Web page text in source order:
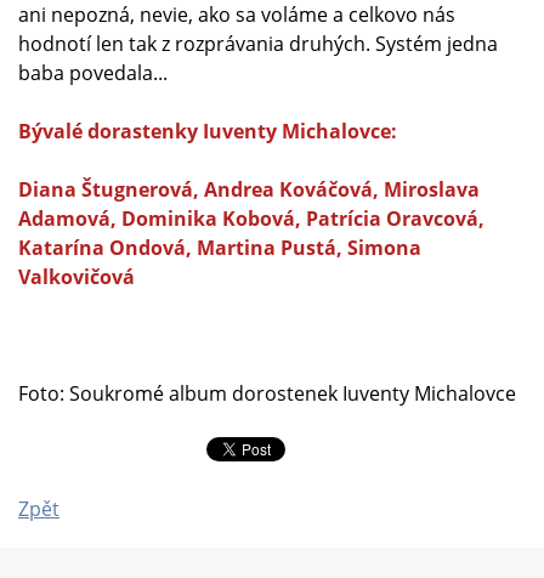
ani nepozná, nevie, ako sa voláme a celkovo nás
hodnotí len tak z rozprávania druhých. Systém jedna
baba povedala...
Bývalé dorastenky Iuventy Michalovce:
Diana Štugnerová, Andrea Kováčová, Miroslava
Adamová, Dominika Kobová, Patrícia Oravcová,
Katarína Ondová, Martina Pustá, Simona
Valkovičová
Foto: Soukromé album dorostenek Iuventy Michalovce
Zpět